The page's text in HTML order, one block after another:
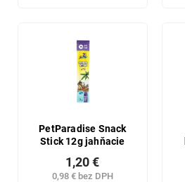
PetParadise Snack
Stick 12g jahňacie
0,98 € bez DPH
1,20 €